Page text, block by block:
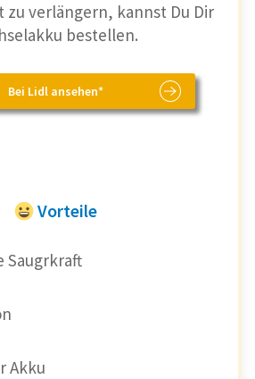
zu verlängern, kannst Du Dir
bestellen.
Bei Lidl ansehen*
Vorteile
Saugrkraft
Akku